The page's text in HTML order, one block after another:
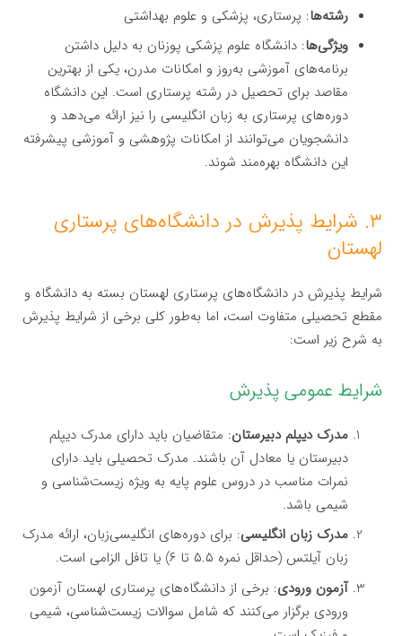
رشته‌ها: پرستاری، پزشکی و علوم بهداشتی
ویژگی‌ها: دانشگاه علوم پزشکی پوزنان به دلیل داشتن
برنامه‌های آموزشی به‌روز و امکانات مدرن، یکی از بهترین
مقاصد برای تحصیل در رشته پرستاری است. این دانشگاه
دوره‌های پرستاری به زبان انگلیسی را نیز ارائه می‌دهد و
دانشجویان می‌توانند از امکانات پژوهشی و آموزشی پیشرفته
این دانشگاه بهره‌مند شوند.
۳. شرایط پذیرش در دانشگاه‌های پرستاری
لهستان
شرایط پذیرش در دانشگاه‌های پرستاری لهستان بسته به دانشگاه و
مقطع تحصیلی متفاوت است، اما به‌طور کلی برخی از شرایط پذیرش
به شرح زیر است:
شرایط عمومی پذیرش
مدرک دیپلم دبیرستان: متقاضیان باید دارای مدرک دیپلم
دبیرستان یا معادل آن باشند. مدرک تحصیلی باید دارای
نمرات مناسب در دروس علوم پایه به ویژه زیست‌شناسی و
شیمی باشد.
مدرک زبان انگلیسی: برای دوره‌های انگلیسی‌زبان، ارائه مدرک
زبان آیلتس (حداقل نمره ۵.۵ تا ۶) یا تافل الزامی است.
آزمون ورودی: برخی از دانشگاه‌های پرستاری لهستان آزمون
ورودی برگزار می‌کنند که شامل سوالات زیست‌شناسی، شیمی